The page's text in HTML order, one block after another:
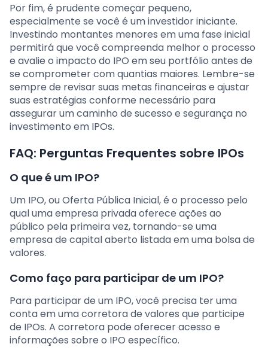
Por fim, é prudente começar pequeno,
especialmente se você é um investidor iniciante.
Investindo montantes menores em uma fase inicial
permitirá que você compreenda melhor o processo
e avalie o impacto do IPO em seu portfólio antes de
se comprometer com quantias maiores. Lembre-se
sempre de revisar suas metas financeiras e ajustar
suas estratégias conforme necessário para
assegurar um caminho de sucesso e segurança no
investimento em IPOs.
FAQ: Perguntas Frequentes sobre IPOs
O que é um IPO?
Um IPO, ou Oferta Pública Inicial, é o processo pelo
qual uma empresa privada oferece ações ao
público pela primeira vez, tornando-se uma
empresa de capital aberto listada em uma bolsa de
valores.
Como faço para participar de um IPO?
Para participar de um IPO, você precisa ter uma
conta em uma corretora de valores que participe
de IPOs. A corretora pode oferecer acesso e
informações sobre o IPO específico.